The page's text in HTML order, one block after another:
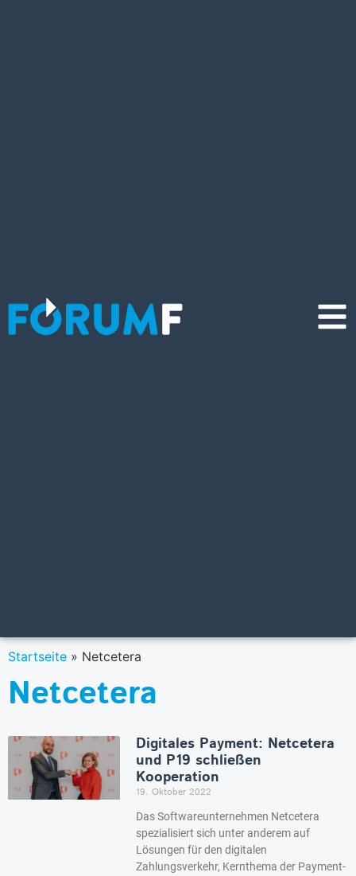
Startseite » Netcetera
Netcetera
Digitales Payment: Netcetera
und P19 schließen
Kooperation
19. Oktober 2022
Das Softwareunternehmen Netcetera
spezialisiert sich unter anderem auf
Lösungen für den digitalen
Zahlungsverkehr, Kernthema der Payment-